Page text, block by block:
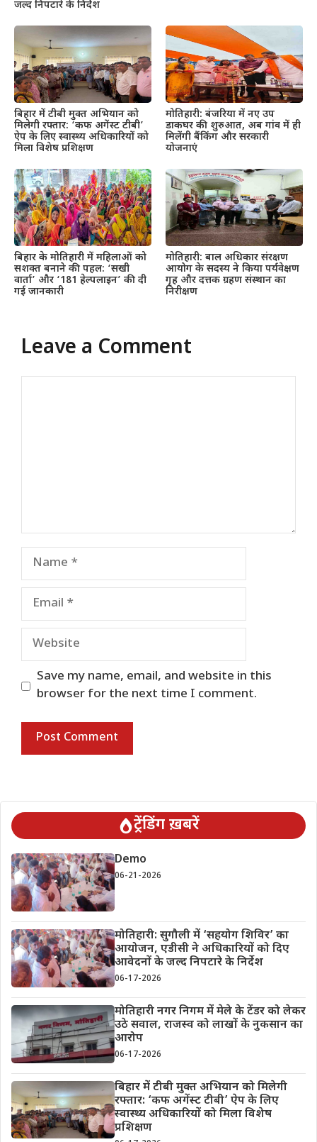
जल्द निपटारे के निर्देश
बिहार में टीबी मुक्त अभियान को
मिलेगी रफ्तार: ‘कफ अगेंस्ट टीबी’
ऐप के लिए स्वास्थ्य अधिकारियों को
मिला विशेष प्रशिक्षण
मोतिहारी: बंजरिया में नए उप
डाकघर की शुरुआत, अब गांव में ही
मिलेंगी बैंकिंग और सरकारी
योजनाएं
बिहार के मोतिहारी में महिलाओं को
सशक्त बनाने की पहल: ‘सखी
वार्ता’ और ‘181 हेल्पलाइन’ की दी
गई जानकारी
मोतिहारी: बाल अधिकार संरक्षण
आयोग के सदस्य ने किया पर्यवेक्षण
गृह और दत्तक ग्रहण संस्थान का
निरीक्षण
Leave a Comment
Name
Email
Website
Save my name, email, and website in this
browser for the next time I comment.
ट्रेंडिंग ख़बरें
Demo
06-21-2026
मोतिहारी: सुगौली में ‘सहयोग शिविर’ का
आयोजन, एडीसी ने अधिकारियों को दिए
आवेदनों के जल्द निपटारे के निर्देश
06-17-2026
मोतिहारी नगर निगम में मेले के टेंडर को लेकर
उठे सवाल, राजस्व को लाखों के नुकसान का
आरोप
06-17-2026
बिहार में टीबी मुक्त अभियान को मिलेगी
रफ्तार: ‘कफ अगेंस्ट टीबी’ ऐप के लिए
स्वास्थ्य अधिकारियों को मिला विशेष
प्रशिक्षण